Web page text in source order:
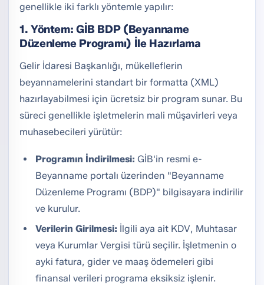
genellikle iki farklı yöntemle yapılır:
1. Yöntem: GİB BDP (Beyanname
Düzenleme Programı) İle Hazırlama
Gelir İdaresi Başkanlığı, mükelleflerin
beyannamelerini standart bir formatta (XML)
hazırlayabilmesi için ücretsiz bir program sunar. Bu
süreci genellikle işletmelerin mali müşavirleri veya
muhasebecileri yürütür:
Programın İndirilmesi: GİB'in resmi e-
Beyanname portalı üzerinden "Beyanname
Düzenleme Programı (BDP)" bilgisayara indirilir
ve kurulur.
Verilerin Girilmesi: İlgili aya ait KDV, Muhtasar
veya Kurumlar Vergisi türü seçilir. İşletmenin o
ayki fatura, gider ve maaş ödemeleri gibi
finansal verileri programa eksiksiz işlenir.